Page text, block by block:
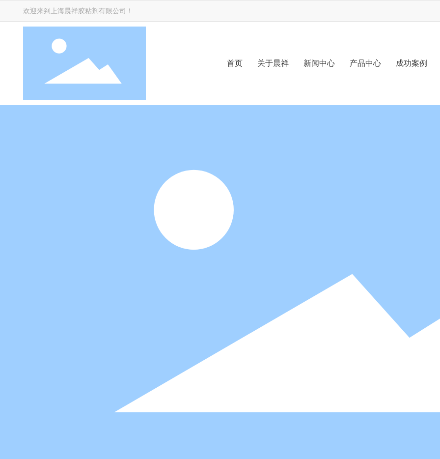
欢迎来到上海晨祥胶粘剂有限公司！
首页 关于晨祥 新闻中心 产品中心 成功案例